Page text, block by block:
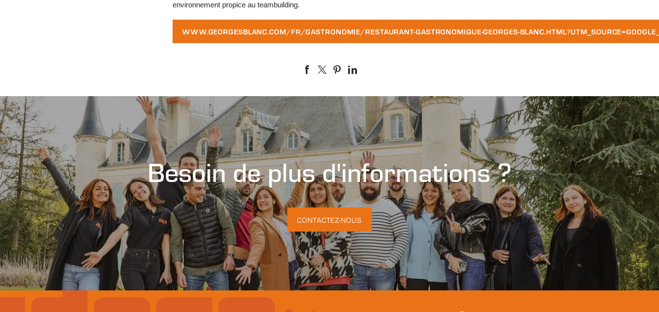
environnement propice au teambuilding.
WWW.GEORGESBLANC.COM/FR/GASTRONOMIE/RESTAURANT-GASTRONOMIQUE-GEORGES-
Besoin de plus d'informations ?
CONTACTEZ-NOUS